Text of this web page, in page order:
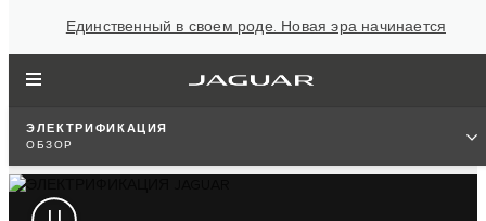
Единственный в своем роде. Новая эра начинается
ЭЛЕКТРИФИКАЦИЯ
ОБЗОР